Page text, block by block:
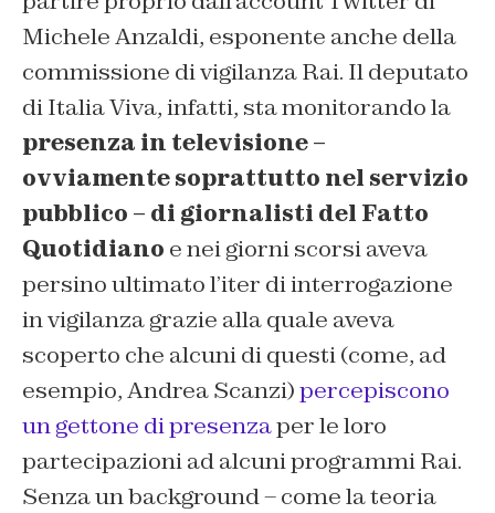
Michele Anzaldi, esponente anche della
commissione di vigilanza Rai. Il deputato
di Italia Viva, infatti, sta monitorando la
presenza in televisione –
ovviamente soprattutto nel servizio
pubblico – di giornalisti del Fatto
Quotidiano e nei giorni scorsi aveva
persino ultimato l’iter di interrogazione
in vigilanza grazie alla quale aveva
scoperto che alcuni di questi (come, ad
esempio, Andrea Scanzi)percepiscono
un gettone di presenzaper le loro
partecipazioni ad alcuni programmi Rai.
Senza un background – come la teoria